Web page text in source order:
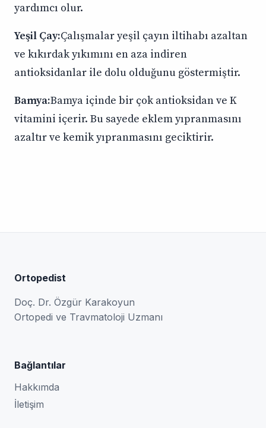
yardımcı olur.
Yeşil Çay:Çalışmalar yeşil çayın iltihabı azaltan
ve kıkırdak yıkımını en aza indiren
antioksidanlar ile dolu olduğunu göstermiştir.
Bamya:Bamya içinde bir çok antioksidan ve K
vitamini içerir. Bu sayede eklem yıpranmasını
azaltır ve kemik yıpranmasını geciktirir.
Ortopedist
Doç. Dr. Özgür Karakoyun
Ortopedi ve Travmatoloji Uzmanı
Bağlantılar
Hakkımda
İletişim